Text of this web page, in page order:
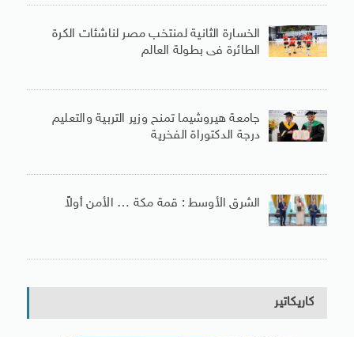
الخسارة الثانية لمنتخب مصر لناشئات الكرة
الطائرة فى بطولة العالم
جامعة هيروشيما تمنح وزير التربية والتعليم
درجة الدكتوراة الفخرية
الشرق الأوسط : قمة مكة … الأمن أولاً
كاريكاتير